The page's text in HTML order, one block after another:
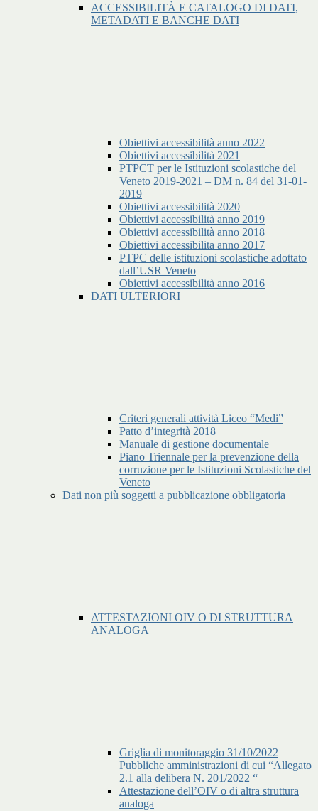
ACCESSIBILITÀ E CATALOGO DI DATI,
METADATI E BANCHE DATI
Obiettivi accessibilità anno 2022
Obiettivi accessibilità 2021
PTPCT per le Istituzioni scolastiche del
Veneto 2019-2021 – DM n. 84 del 31-01-
2019
Obiettivi accessibilità 2020
Obiettivi accessibilità anno 2019
Obiettivi accessibilità anno 2018
Obiettivi accessibilita anno 2017
PTPC delle istituzioni scolastiche adottato
dall’USR Veneto
Obiettivi accessibilità anno 2016
DATI ULTERIORI
Criteri generali attività Liceo “Medi”
Patto d’integrità 2018
Manuale di gestione documentale
Piano Triennale per la prevenzione della
corruzione per le Istituzioni Scolastiche del
Veneto
Dati non più soggetti a pubblicazione obbligatoria
ATTESTAZIONI OIV O DI STRUTTURA
ANALOGA
Griglia di monitoraggio 31/10/2022
Pubbliche amministrazioni di cui “Allegato
2.1 alla delibera N. 201/2022 “
Attestazione dell’OIV o di altra struttura
analoga